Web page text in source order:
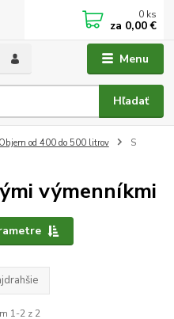
Menu
Hľadať
0 ks
za 0,00 €
Objem od 400 do 500 litrov
S
výmenníkmi
1-2 z 2